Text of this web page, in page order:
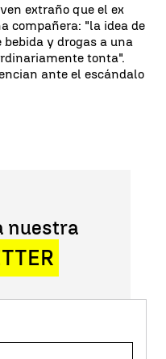
extraño que el ex
compañera: "la idea de
y drogas a una
tonta".
ante el escándalo
nuestra